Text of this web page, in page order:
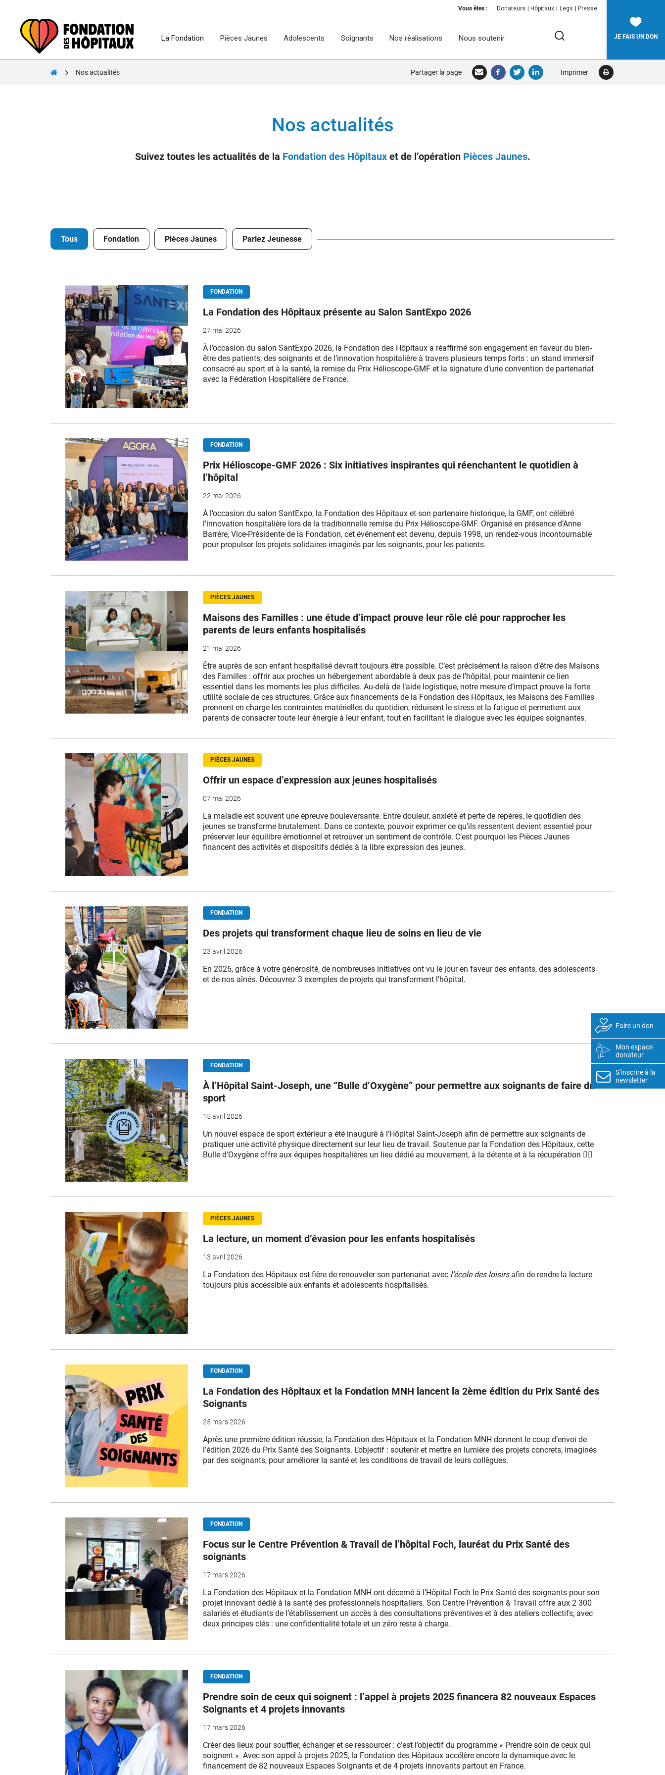
Vous êtes : Donateurs Hôpitaux Legs Presse
La Fondation Pièces Jaunes Adolescents Soignants Nos réalisations Nous soutenir
RECHERCHER
JE FAIS UN DON
Nos actualités Partager la page Imprimer
Nos actualités
Suivez toutes les actualités de la Fondation des Hôpitauxet de l’opération Pièces Jaunes.
Tous Fondation Pièces Jaunes Parlez Jeunesse
FONDATION
La Fondation des Hôpitaux présente au Salon SantExpo 2026
27 mai 2026
À l’occasion du salon SantExpo 2026, la Fondation des Hôpitaux a réaffirmé son engagement en faveur du bien-
être des patients, des soignants et de l’innovation hospitalière à travers plusieurs temps forts : un stand immersif
consacré au sport et à la santé, la remise du Prix Hélioscope-GMF et la signature d’une convention de partenariat
avec la Fédération Hospitalière de France.
FONDATION
Prix Hélioscope-GMF 2026 : Six initiatives inspirantes qui réenchantent le quotidien à
l’hôpital
22 mai 2026
À l’occasion du salon SantExpo, la Fondation des Hôpitaux et son partenaire historique, la GMF, ont célébré
l’innovation hospitalière lors de la traditionnelle remise du Prix Hélioscope-GMF. Organisé en présence d’Anne
Barrère, Vice-Présidente de la Fondation, cet événement est devenu, depuis 1998, un rendez-vous incontournable
pour propulser les projets solidaires imaginés par les soignants, pour les patients.
PIÈCES JAUNES
Maisons des Familles : une étude d’impact prouve leur rôle clé pour rapprocher les
parents de leurs enfants hospitalisés
21 mai 2026
Être auprès de son enfant hospitalisé devrait toujours être possible. C’est précisément la raison d’être des Maisons
des Familles : offrir aux proches un hébergement abordable à deux pas de l’hôpital, pour maintenir ce lien
essentiel dans les moments les plus difficiles. Au-delà de l’aide logistique, notre mesure d’impact prouve la forte
utilité sociale de ces structures. Grâce aux financements de la Fondation des Hôpitaux, les Maisons des Familles
prennent en charge les contraintes matérielles du quotidien, réduisent le stress et la fatigue et permettent aux
parents de consacrer toute leur énergie à leur enfant, tout en facilitant le dialogue avec les équipes soignantes.
PIÈCES JAUNES
Offrir un espace d’expression aux jeunes hospitalisés
07 mai 2026
La maladie est souvent une épreuve bouleversante. Entre douleur, anxiété et perte de repères, le quotidien des
jeunes se transforme brutalement. Dans ce contexte, pouvoir exprimer ce qu’ils ressentent devient essentiel pour
préserver leur équilibre émotionnel et retrouver un sentiment de contrôle. C’est pourquoi les Pièces Jaunes
financent des activités et dispositifs dédiés à la libre expression des jeunes.
FONDATION
Des projets qui transforment chaque lieu de soins en lieu de vie
23 avril 2026
En 2025, grâce à votre générosité, de nombreuses initiatives ont vu le jour en faveur des enfants, des adolescents
et de nos aînés. Découvrez 3 exemples de projets qui transforment l’hôpital.
FONDATION
À l’Hôpital Saint-Joseph, une “Bulle d’Oxygène” pour permettre aux soignants de faire du
sport
15 avril 2026
Un nouvel espace de sport extérieur a été inauguré à l’Hôpital Saint-Joseph afin de permettre aux soignants de
pratiquer une activité physique directement sur leur lieu de travail. Soutenue par la Fondation des Hôpitaux, cette
Bulle d’Oxygène offre aux équipes hospitalières un lieu dédié au mouvement, à la détente et à la récupération 🤸‍♂️
PIÈCES JAUNES
La lecture, un moment d’évasion pour les enfants hospitalisés
13 avril 2026
La Fondation des Hôpitauxest fière de renouveler son partenariat avecl’école des loisirsafin de rendre la lecture
toujours plus accessible aux enfants et adolescents hospitalisés.
FONDATION
La Fondation des Hôpitaux et la Fondation MNH lancent la 2ème édition du Prix Santé des
Soignants
25 mars 2026
Après une première édition réussie, la Fondation des Hôpitaux et la Fondation MNH donnent le coup d’envoi de
l’édition 2026 du Prix Santé des Soignants. L’objectif : soutenir et mettre en lumière des projets concrets, imaginés
par des soignants, pour améliorer la santé et les conditions de travail de leurs collègues.
FONDATION
Focus sur le Centre Prévention & Travail de l’hôpital Foch, lauréat du Prix Santé des
soignants
17 mars 2026
La Fondation des Hôpitaux et la Fondation MNH ont décerné à l’Hôpital Foch le Prix Santé des soignants pour son
projet innovant dédié à la santé des professionnels hospitaliers. Son Centre Prévention & Travail offre aux 2 300
salariés et étudiants de l’établissement un accès à des consultations préventives et à des ateliers collectifs, avec
deux principes clés : une confidentialité totale et un zéro reste à charge.
FONDATION
Prendre soin de ceux qui soignent : l’appel à projets 2025 financera 82 nouveaux Espaces
Soignants et 4 projets innovants
17 mars 2026
Créer des lieux pour souffler, échanger et se ressourcer : c’est l’objectif du programme « Prendre soin de ceux qui
soignent ». Avec son appel à projets 2025, la Fondation des Hôpitaux accélère encore la dynamique avec le
financement de 82 nouveaux Espaces Soignants et de 4 projets innovants partout en France.
Faire un don
Mon espace
donateur
S’inscrire à la
newsletter